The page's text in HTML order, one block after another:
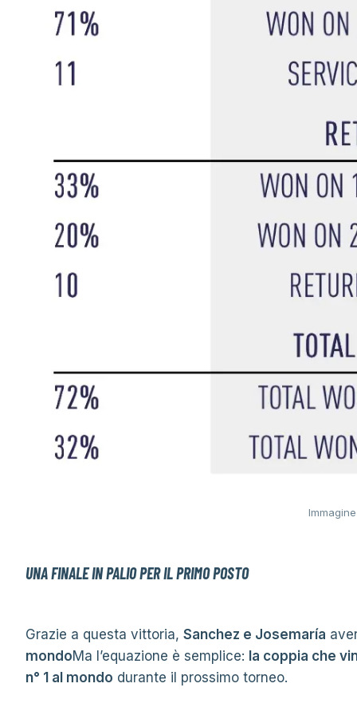
UNA FINALE IN PALIO PER IL PRIMO POSTO
Grazie a questa vittoria, Sanchez e Josemaría
mondoMa l’equazione è semplice: la coppia che
n° 1 al mondo durante il prossimo torneo.